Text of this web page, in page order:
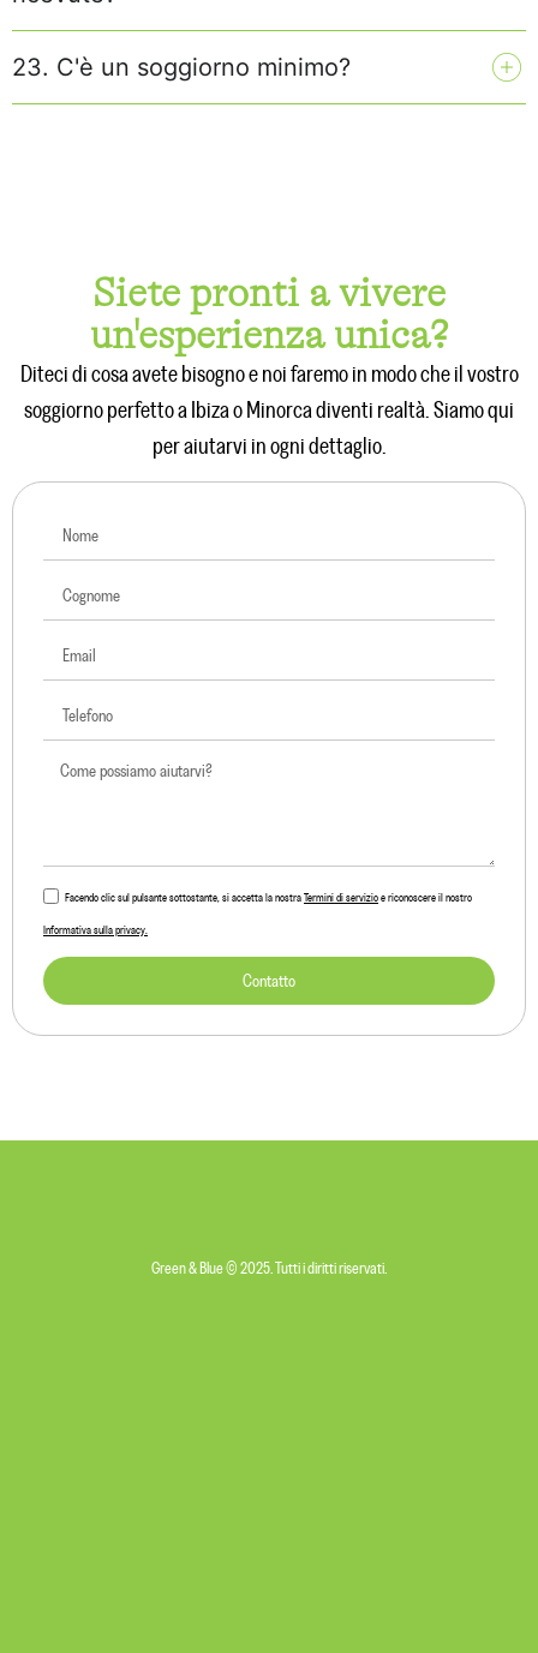
23. C'è un soggiorno minimo?
Siete pronti a vivere
un'esperienza unica?
Diteci di cosa avete bisogno e noi faremo in modo che il vostro
soggiorno perfetto a Ibiza o Minorca diventi realtà. Siamo qui
per aiutarvi in ogni dettaglio.
Facendo clic sul pulsante sottostante, si accetta la nostra Termini di servizio e riconoscere il nostro
Informativa sulla privacy.
Contatto
Green & Blue © 2025. Tutti i diritti riservati.